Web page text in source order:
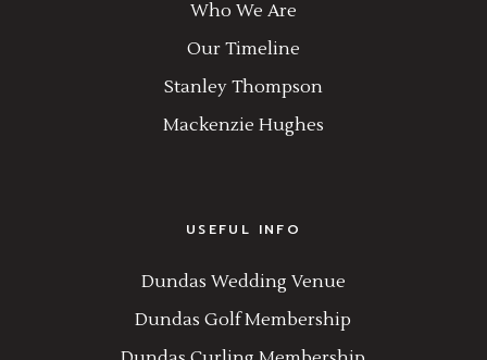
Who We Are
Our Timeline
Stanley Thompson
Mackenzie Hughes
USEFUL INFO
Dundas Wedding Venue
Dundas Golf Membership